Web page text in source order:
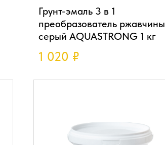
Грунт-эмаль 3 в 1
преобразователь ржавчины
серый AQUASTRONG 1 кг
1 020 ₽